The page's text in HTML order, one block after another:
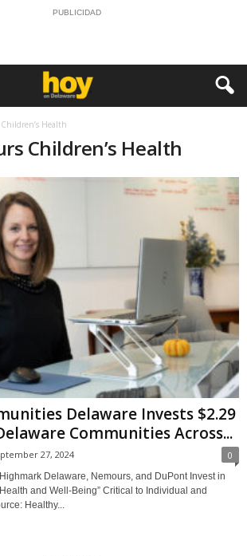
PUBLICIDAD
Health
Children’s Health
Delaware Invests $2.29
Communities Across...
27, 2024 0
Delaware, Nemours, and DuPont Invest in
and Well-Being” Critical to Individual and
Healthy...